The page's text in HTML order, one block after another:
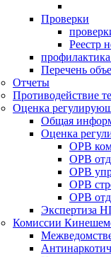
Проверки
Реестр
Перечень
Отчеты
Противодействие
Оценка
Общая
Оценка
ОРВ
ОРВ
ОРВ
ОРВ
ОРВ
Экспертиза
Комиссии